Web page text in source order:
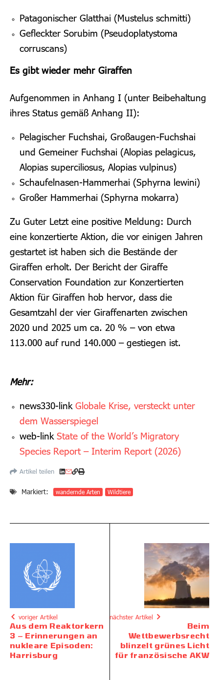
Patagonischer Glatthai (Mustelus schmitti)
Gefleckter Sorubim (Pseudoplatystoma
corruscans)
Es gibt wieder mehr Giraffen
Aufgenommen in Anhang I (unter Beibehaltung
ihres Status gemäß Anhang II):
Pelagischer Fuchshai, Großaugen-Fuchshai
und Gemeiner Fuchshai (Alopias pelagicus,
Alopias superciliosus, Alopias vulpinus)
Schaufelnasen-Hammerhai (Sphyrna lewini)
Großer Hammerhai (Sphyrna mokarra)
Zu Guter Letzt eine positive Meldung: Durch
eine konzertierte Aktion, die vor einigen Jahren
gestartet ist haben sich die Bestände der
Giraffen erholt. Der Bericht der Giraffe
Conservation Foundation zur Konzertierten
Aktion für Giraffen hob hervor, dass die
Gesamtzahl der vier Giraffenarten zwischen
2020 und 2025 um ca. 20 % – von etwa
113.000 auf rund 140.000 – gestiegen ist.
Mehr:
news330-link Globale Krise, versteckt unter
dem Wasserspiegel
web-link State of the World’s Migratory
Species Report – Interim Report (2026)
Artikel teilen
Markiert: wandernde Arten Wildtiere
voriger Artikel
Aus dem Reaktorkern
3 – Erinnerungen an
nukleare Episoden:
Harrisburg
nächster Artikel
Beim
Wettbewerbsrecht
blinzelt grünes Licht
für französische AKW